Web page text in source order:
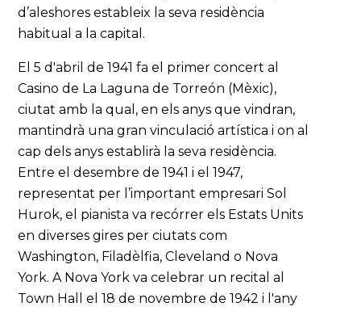
d’aleshores estableix la seva residència
habitual a la capital.
El 5 d'abril de 1941 fa el primer concert al
Casino de La Laguna de Torreón (Mèxic),
ciutat amb la qual, en els anys que vindran,
mantindrà una gran vinculació artística i on al
cap dels anys establirà la seva residència.
Entre el desembre de 1941 i el 1947,
representat per l’important empresari Sol
Hurok, el pianista va recórrer els Estats Units
en diverses gires per ciutats com
Washington, Filadèlfia, Cleveland o Nova
York. A Nova York va celebrar un recital al
Town Hall el 18 de novembre de 1942 i l'any